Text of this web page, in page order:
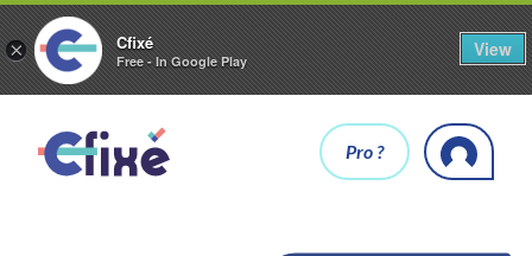
× Cfixé
Free - In Google Play
View
Pro ?